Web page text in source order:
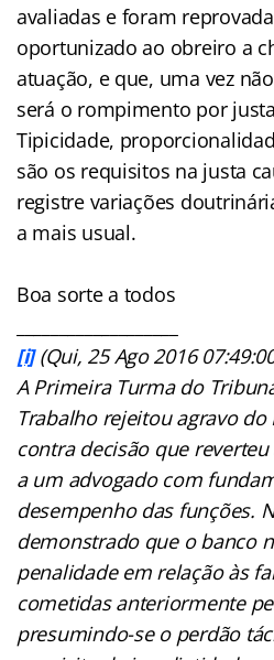
avaliadas e foram
oportunizado ao obreiro a
atuação, e que, uma vez
será o rompimento por
Tipicidade,
são os requisitos na justa
registre variações
a mais usual.
Boa sorte a todos
[i](Qui, 25 Ago 2016
A Primeira Turma do
Trabalho rejeitou agravo do
contra decisão que
a um advogado com
desempenho das funções.
demonstrado que o banco
penalidade em relação às
cometidas anteriormente
presumindo-se o perdão